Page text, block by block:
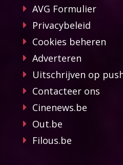
AVG Formulier
Privacybeleid
Cookies beheren
Adverteren
Uitschrijven op
Contacteer ons
Cinenews.be
Out.be
Filous.be